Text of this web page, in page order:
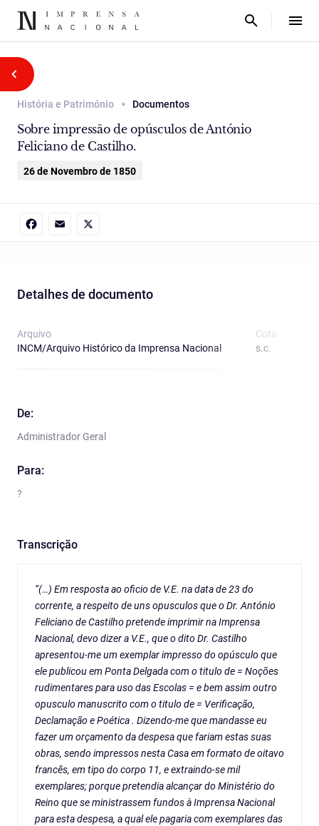
História e Património Documentos
Sobre impressão de opúsculos de António
Feliciano de Castilho.
26 de Novembro de 1850
Detalhes de documento
Arquivo
INCM/Arquivo Histórico da Imprensa Nacional
Cota
s.c.
De:
Administrador Geral
Para:
?
Transcrição
“(…) Em resposta ao oficio de V.E. na data de 23 do
corrente, a respeito de uns opusculos que o Dr. António
Feliciano de Castilho pretende imprimir na Imprensa
Nacional, devo dizer a V.E., que o dito Dr. Castilho
apresentou-me um exemplar impresso do opúsculo que
ele publicou em Ponta Delgada com o titulo de = Noções
rudimentares para uso das Escolas = e bem assim outro
opusculo manuscrito com o titulo de = Verificação,
Declamação e Poética . Dizendo-me que mandasse eu
fazer um orçamento da despesa que fariam estas suas
obras, sendo impressos nesta Casa em formato de oitavo
francês, em tipo do corpo 11, e extraindo-se mil
exemplares; porque pretendia alcançar do Ministério do
Reino que se ministrassem fundos à Imprensa Nacional
para esta despesa, a qual ele pagaria com exemplares das